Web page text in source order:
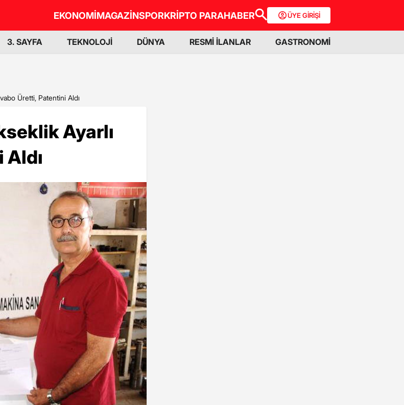
EKONOMİMAGAZİNSPORKRİPTO PARAHABER ÜYE GİRİŞİ
3. SAYFA TEKNOLOJİ DÜNYA RESMİ İLANLAR GASTRONOMİ
Üretti, Patentini Aldı
Ayarlı